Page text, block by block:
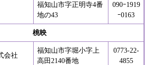
福知山市字正明寺4番
地の43
090ｰ1919
ｰ0163
桃映
会社
福知山市字堀小字上
高田2140番地
0773-22-
4855